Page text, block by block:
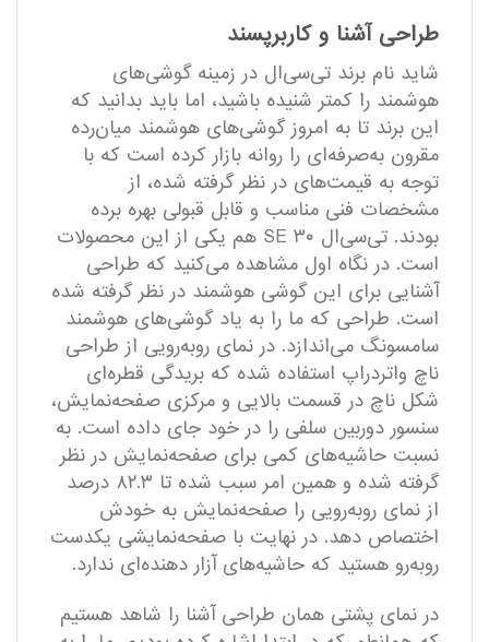
طراحی آشنا و کاربر‌پسند
شاید نام برند تی‌سی‌ال در زمینه گوشی‌های
هوشمند را کمتر شنیده باشید، اما باید بدانید که
این برند تا به امروز گوشی‌های هوشمند میان‌رده
مقرون به‌صرفه‌ای را روانه بازار کرده است که با
توجه به قیمت‌های در نظر گرفته شده، از
مشخصات فنی مناسب و قابل قبولی بهره برده
بودند. تی‌سی‌ال ۳۰ SE هم یکی از این محصولات
است. در نگاه اول مشاهده می‌کنید که طراحی
آشنایی برای این گوشی هوشمند در نظر گرفته شده
است. طراحی که ما را به یاد گوشی‌های هوشمند
سامسونگ می‌اندازد. در نمای رو‌به‌رویی از طراحی
ناچ واتردراپ استفاده شده که بریدگی قطره‌ای
شکل ناچ در قسمت بالایی و مرکزی صفحه‌نمایش،
سنسور دوربین سلفی را در خود جای داده است. به
نسبت حاشیه‌های کمی برای صفحه‌نمایش در نظر
گرفته شده و همین امر سبب شده تا ۸۲.۳ درصد
از نمای رو‌به‌رویی را صفحه‌نمایش به خودش
اختصاص دهد. در نهایت با صفحه‌نمایشی یکدست
رو‌به‌رو هستید که حاشیه‌های آزار دهنده‌ای ندارد.
در نمای پشتی همان طراحی آشنا را شاهد هستیم